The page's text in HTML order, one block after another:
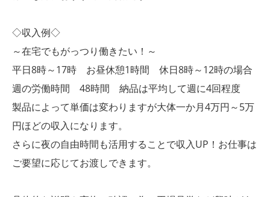
◇収入例◇
～在宅でもがっつり働きたい！～
平日8時～17時 お昼休憩1時間 休日8時～12時の場合
週の労働時間 48時間 納品は平均して週に4回程度
製品によって単価は変わりますが大体一か月4万円～5万
円ほどの収入になります。
さらに夜の自由時間も活用することで収入UP！お仕事は
ご要望に応じてお渡しできます。